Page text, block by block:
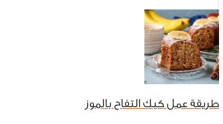
طريقة عمل كيك التفاح بالموز